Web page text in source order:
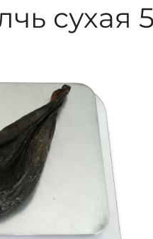
сухая